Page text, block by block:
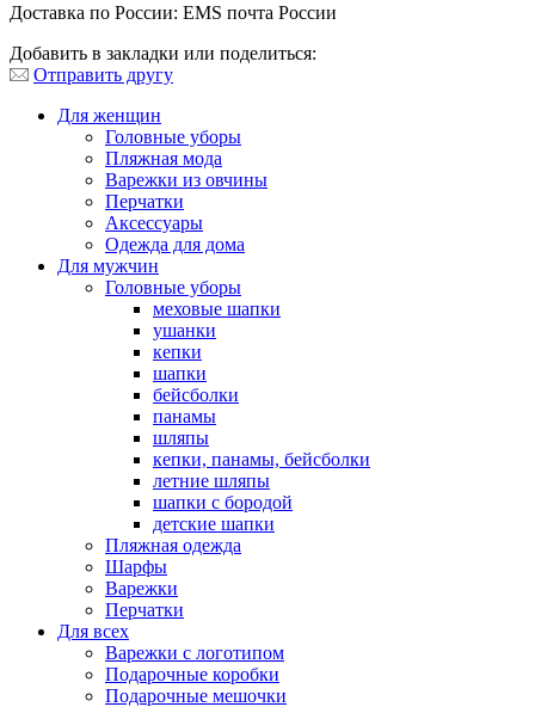
Доставка по России: EMS почта России
Добавить в закладки или поделиться:
Отправить другу
Для женщин
Головные уборы
Пляжная мода
Варежки из овчины
Перчатки
Аксессуары
Одежда для дома
Для мужчин
Головные уборы
меховые шапки
ушанки
кепки
шапки
бейсболки
панамы
шляпы
кепки, панамы, бейсболки
летние шляпы
шапки с бородой
детские шапки
Пляжная одежда
Шарфы
Варежки
Перчатки
Для всех
Варежки с логотипом
Подарочные коробки
Подарочные мешочки